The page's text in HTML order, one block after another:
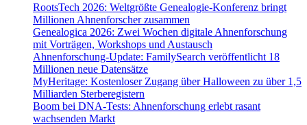
RootsTech 2026: Weltgrößte Genealogie-Konferenz bringt
Millionen Ahnenforscher zusammen
Genealogica 2026: Zwei Wochen digitale Ahnenforschung
mit Vorträgen, Workshops und Austausch
Ahnenforschung-Update: FamilySearch veröffentlicht 18
Millionen neue Datensätze
MyHeritage: Kostenloser Zugang über Halloween zu über 1,5
Milliarden Sterberegistern
Boom bei DNA-Tests: Ahnenforschung erlebt rasant
wachsenden Markt